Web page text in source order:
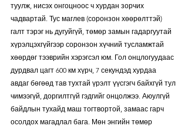
туулж, нисэх онгоцноос ч хурдан зорчих
чадвартай. Тус маглев (соронзон хөөрөлттэй)
галт тэрэг нь дугуйгүй, төмөр замын гадаргуутай
хүрэлцэхгүйгээр соронзон хүчний тусламжтай
хөөрдөг тээврийн хэрэгсэл юм. Гол онцлогуудаас
дурдвал цагт 600 км хүрч, 7 секундэд хурдаа
авдаг бөгөөд тав тухтай үрэлт үүсгэгч байхгүй тул
чимээгүй, доргилтгүй гэдгийг онцолжээ. Аюулгүй
байдлын тухайд маш тогтвортой, замаас гарч
осолдох магадлал бага. Мөн энгийн төмөр